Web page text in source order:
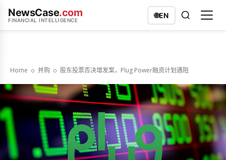
NewsCase.com
FINANCIAL INTELLIGENCE
🌐EN
Home 并购 股东投票否决增发案，Plug Power融资计划遇阻